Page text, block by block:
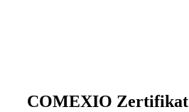
COMEXIO Zertifikat